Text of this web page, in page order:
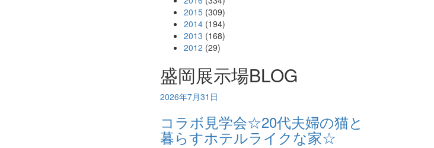
2015 (309)
2014 (194)
2013 (168)
2012 (29)
盛岡展示場BLOG
2026年7月31日
コラボ見学会☆20代夫婦の猫と
暮らすホテルライクな家☆